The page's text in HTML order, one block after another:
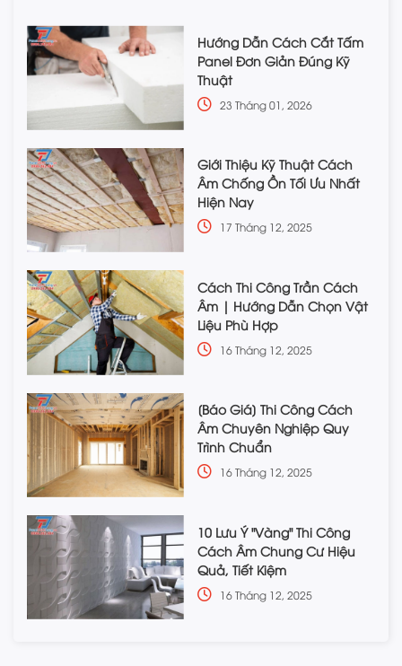
Hướng Dẫn Cách Cắt Tấm
Panel Đơn Giản Đúng Kỹ
Thuật
23 Tháng 01, 2026
Giới Thiệu Kỹ Thuật Cách
Âm Chống Ồn Tối Ưu Nhất
Hiện Nay
17 Tháng 12, 2025
Cách Thi Công Trần Cách
Âm | Hướng Dẫn Chọn Vật
Liệu Phù Hợp
16 Tháng 12, 2025
[Báo Giá] Thi Công Cách
Âm Chuyên Nghiệp Quy
Trình Chuẩn
16 Tháng 12, 2025
10 Lưu Ý "Vàng" Thi Công
Cách Âm Chung Cư Hiệu
Quả, Tiết Kiệm
16 Tháng 12, 2025